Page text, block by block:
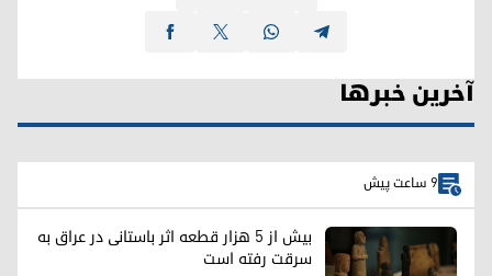
آخرین خبرها
9 ساعت پیش
بیش از ۵ هزار قطعه اثر باستانی در عراق به
سرقت رفته است